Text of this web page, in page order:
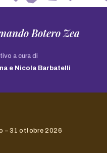
Botero Zea
a cura di
e Nicola Barbatelli
– 31 ottobre 2026